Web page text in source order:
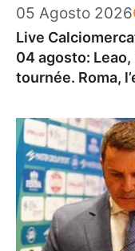
05 Agosto 2026
Live
04 agosto:
tournée. Roma,